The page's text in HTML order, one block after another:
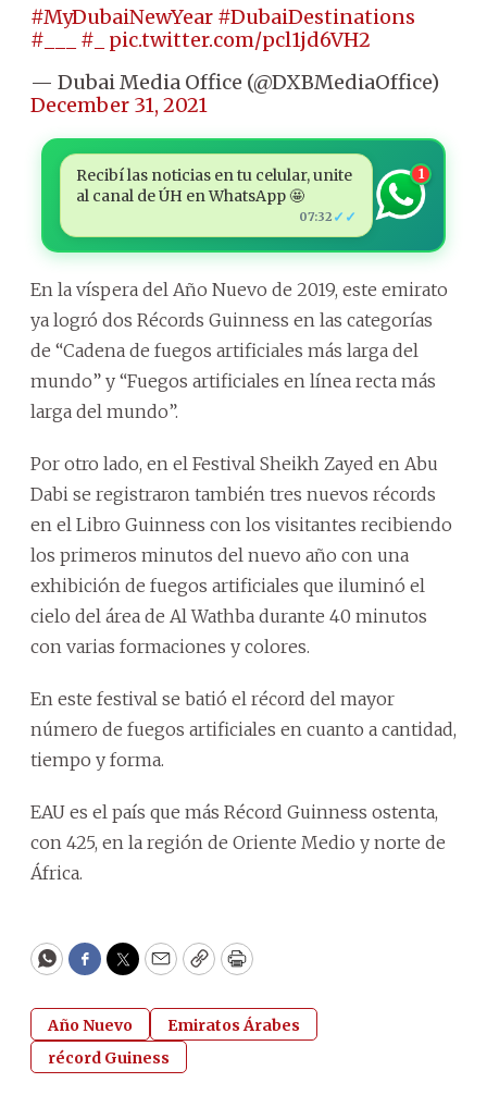
#MyDubaiNewYear #DubaiDestinations
#___
#_
pic.twitter.com/pcl1jd6VH2
— Dubai Media Office (@DXBMediaOffice)
December 31, 2021
Recibí las noticias en tu celular, unite
al canal de ÚH en WhatsApp 🤩
07:32 ✓✓
1
En la víspera del Año Nuevo de 2019, este emirato
ya logró dos Récords Guinness en las categorías
de “Cadena de fuegos artificiales más larga del
mundo” y “Fuegos artificiales en línea recta más
larga del mundo”.
Por otro lado, en el Festival Sheikh Zayed en Abu
Dabi se registraron también tres nuevos récords
en el Libro Guinness con los visitantes recibiendo
los primeros minutos del nuevo año con una
exhibición de fuegos artificiales que iluminó el
cielo del área de Al Wathba durante 40 minutos
con varias formaciones y colores.
En este festival se batió el récord del mayor
número de fuegos artificiales en cuanto a cantidad,
tiempo y forma.
EAU es el país que más Récord Guinness ostenta,
con 425, en la región de Oriente Medio y norte de
África.
WhatsApp
Facebook
Twitter
EmailCopyPrint
Año Nuevo
Emiratos Árabes
récord Guiness